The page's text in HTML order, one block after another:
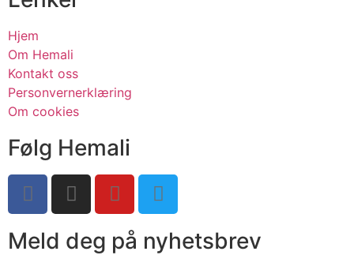
Hjem
Om Hemali
Kontakt oss
Personvernerklæring
Om cookies
Følg Hemali
Meld deg på nyhetsbrev